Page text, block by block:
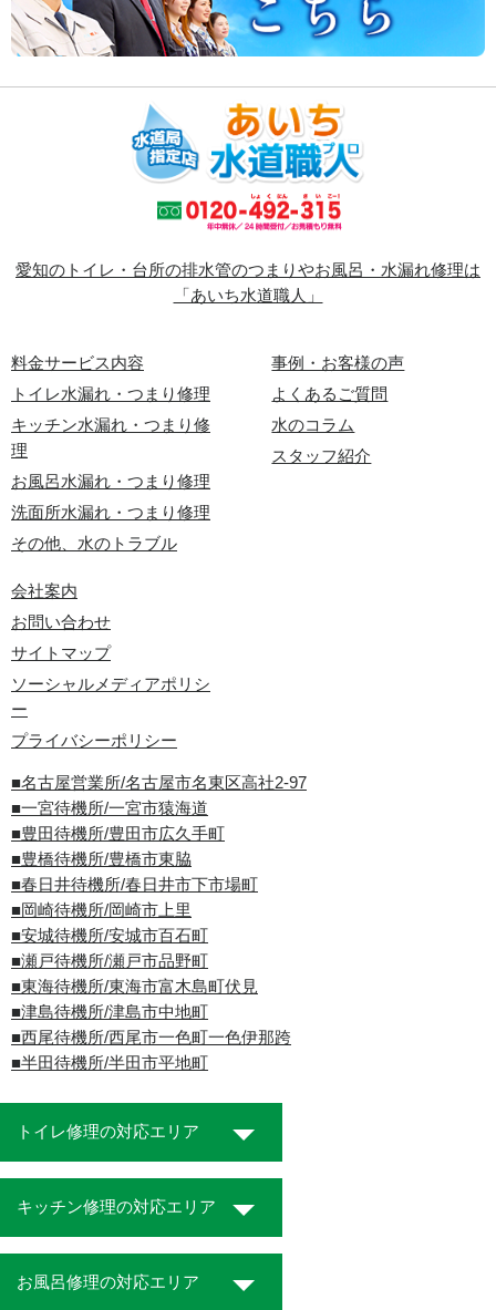
愛知のトイレ・台所の排水管のつまりやお風呂・水漏れ修理は
「あいち水道職人」
料金サービス内容
トイレ水漏れ・つまり修理
キッチン水漏れ・つまり修
理
お風呂水漏れ・つまり修理
洗面所水漏れ・つまり修理
その他、水のトラブル
事例・お客様の声
よくあるご質問
水のコラム
スタッフ紹介
会社案内
お問い合わせ
サイトマップ
ソーシャルメディアポリシ
ー
プライバシーポリシー
■名古屋営業所/名古屋市名東区高社2-97
■一宮待機所/一宮市猿海道
■豊田待機所/豊田市広久手町
■豊橋待機所/豊橋市東脇
■春日井待機所/春日井市下市場町
■岡崎待機所/岡崎市上里
■安城待機所/安城市百石町
■瀬戸待機所/瀬戸市品野町
■東海待機所/東海市富木島町伏見
■津島待機所/津島市中地町
■西尾待機所/西尾市一色町一色伊那跨
■半田待機所/半田市平地町
トイレ修理の対応エリア
キッチン修理の対応エリア
お風呂修理の対応エリア